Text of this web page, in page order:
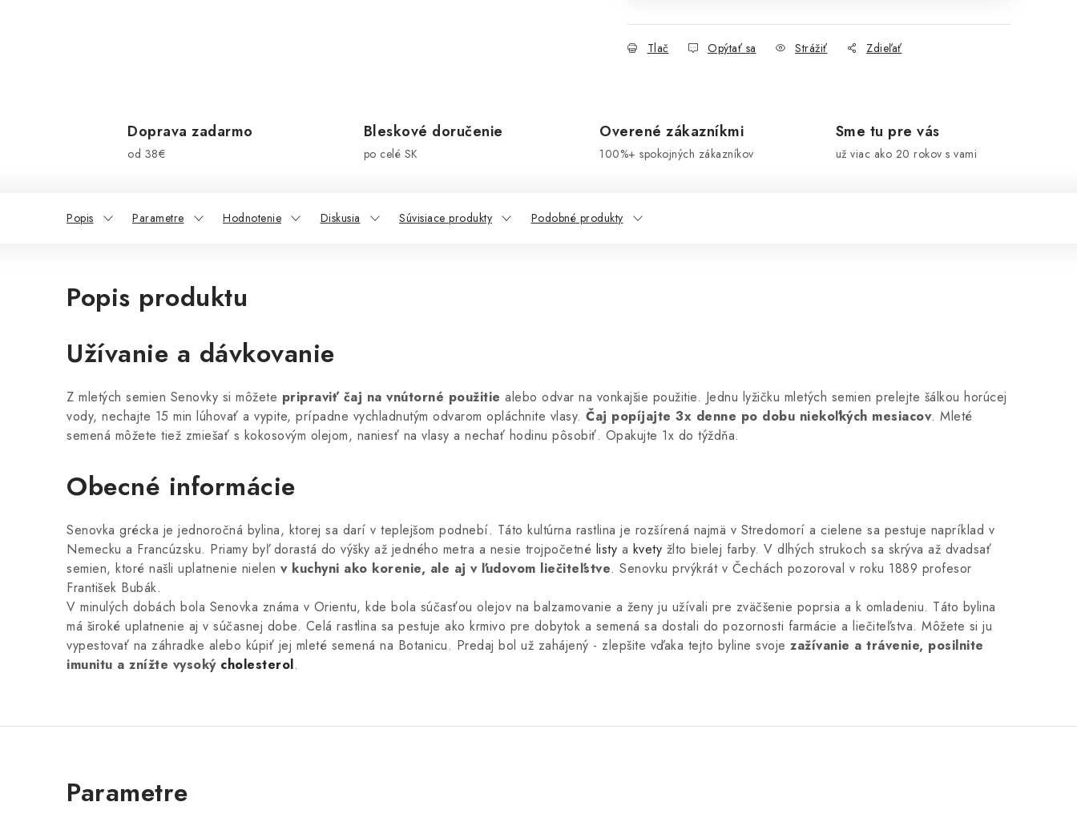
Tlač Opýtať sa Strážiť Zdieľať
Doprava zadarmo
od 38€
Bleskové doručenie
po celé SK
Overené zákazníkmi
100%+ spokojných zákazníkov
Sme tu pre vás
už viac ako 20 rokov s vami
Popis Parametre Hodnotenie Diskusia Súvisiace produkty Podobné produkty
Popis produktu
Užívanie a dávkovanie
Z mletých semien Senovky si môžete pripraviť čaj na vnútorné použitie alebo odvar na vonkajšie použitie. Jednu lyžičku mletých semien prelejte šálkou horúcej
vody, nechajte 15 min lúhovať a vypite, prípadne vychladnutým odvarom opláchnite vlasy. Čaj popíjajte 3x denne po dobu niekoľkých mesiacov. Mleté
semená môžete tiež zmiešať s kokosovým olejom, naniesť na vlasy a nechať hodinu pôsobiť. Opakujte 1x do týždňa.
Obecné informácie
Senovka grécka je jednoročná bylina, ktorej sa darí v teplejšom podnebí. Táto kultúrna rastlina je rozšírená najmä v Stredomorí a cielene sa pestuje napríklad v
Nemecku a Francúzsku. Priamy byľ dorastá do výšky až jedného metra a nesie trojpočetné listy a kvety žlto bielej farby. V dlhých strukoch sa skrýva až dvadsať
semien, ktoré našli uplatnenie nielen v kuchyni ako korenie, ale aj v ľudovom liečiteľstve. Senovku prvýkrát v Čechách pozoroval v roku 1889 profesor
František Bubák.
V minulých dobách bola Senovka známa v Orientu, kde bola súčasťou olejov na balzamovanie a ženy ju užívali pre zväčšenie poprsia a k omladeniu. Táto bylina
má široké uplatnenie aj v súčasnej dobe. Celá rastlina sa pestuje ako krmivo pre dobytok a semená sa dostali do pozornosti farmácie a liečiteľstva. Môžete si ju
vypestovať na záhradke alebo kúpiť jej mleté semená na Botanicu. Predaj bol už zahájený - zlepšite vďaka tejto byline svoje zažívanie a trávenie, posilnite
imunitu a znížte vysoký cholesterol.